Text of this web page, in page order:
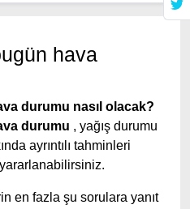
hava
durumu nasıl olacak?
durumu , yağış durumu
ayrıntılı tahminleri
en fazla şu sorulara yanıt